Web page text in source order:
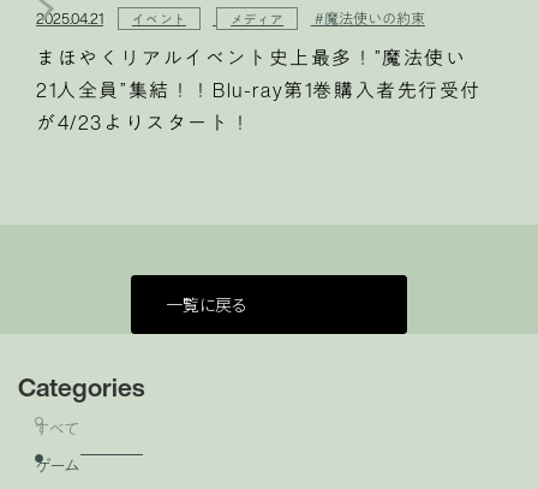
Categories
すべて
ゲーム
2025.04.21 イベント メディア #魔法使いの約束
まほやくリアルイベント史上最多！”魔法使い
21人全員”集結！！Blu-ray第1巻購入者先行受付
が4/23よりスタート！
一覧に戻る